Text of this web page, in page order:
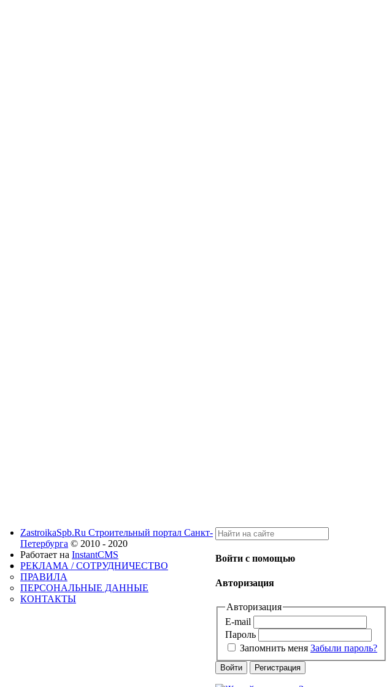
Войти с помощью
Авторизация
Авторизация
E-mail
Пароль
Запомнить меня Забыли пароль?
Войти Регистрация
ZastroikaSpb.Ru Строительный портал Санкт-
Петербурга © 2010 - 2020
Работает на InstantCMS
РЕКЛАМА / СОТРУДНИЧЕСТВО
ПРАВИЛА
ПЕРСОНАЛЬНЫЕ ДАННЫЕ
КОНТАКТЫ